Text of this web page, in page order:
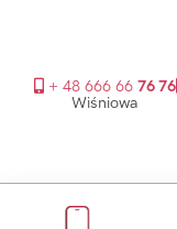
+ 48 666 66 76 76
Wiśniowa